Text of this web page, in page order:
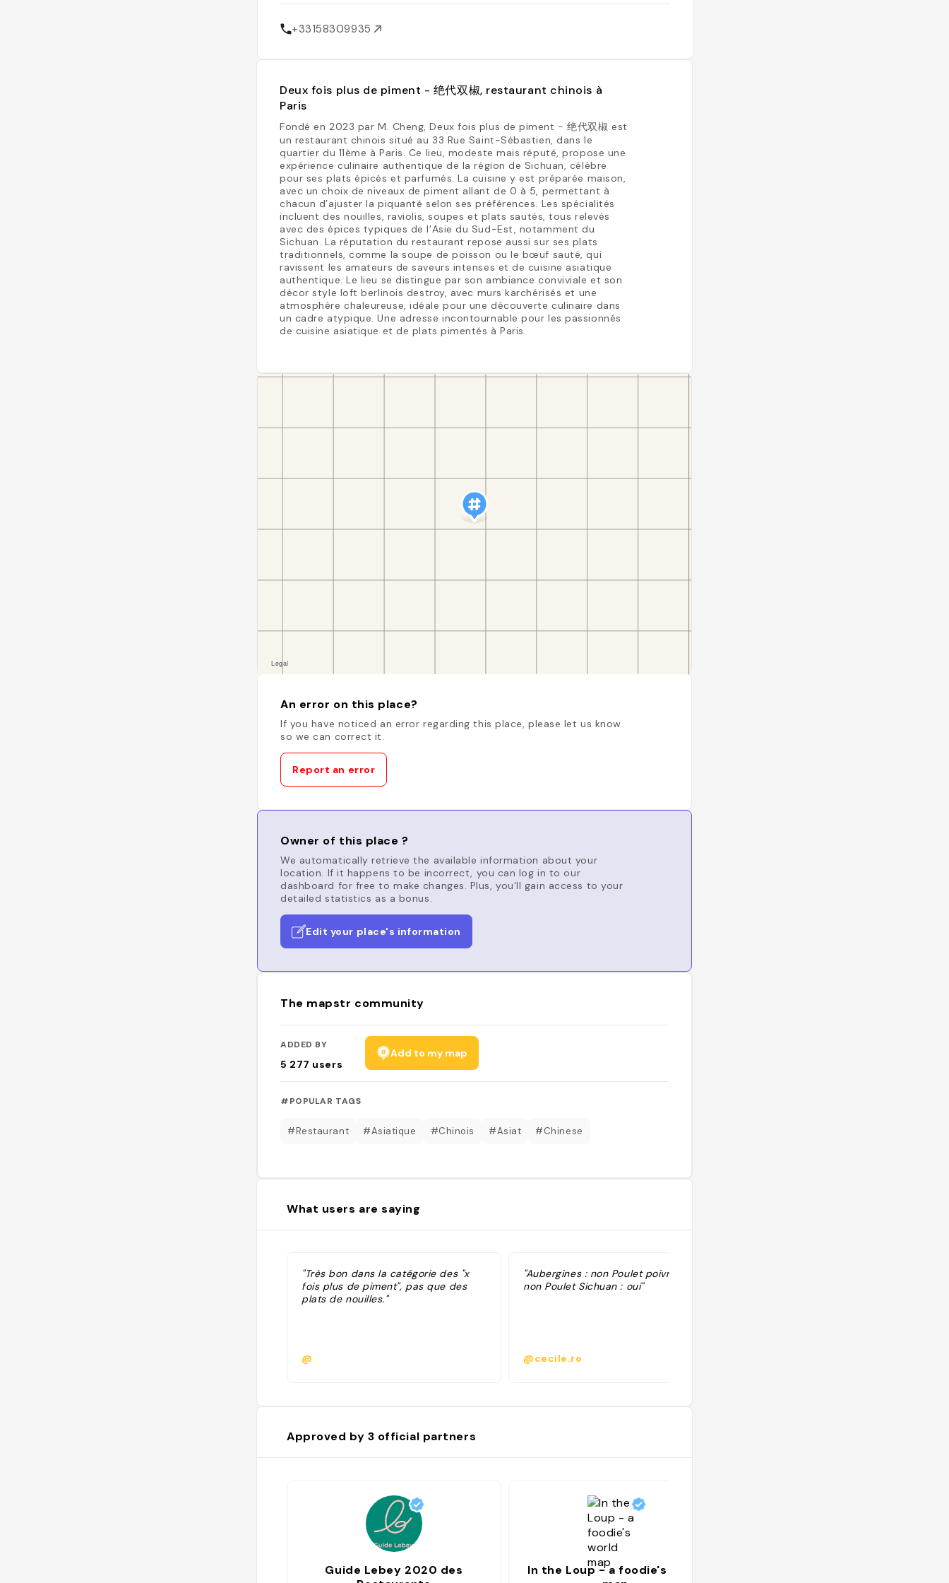
+33158309935
Deux fois plus de piment - 绝代双椒, restaurant chinois à
Paris
Fondé en 2023 par M. Cheng, Deux fois plus de piment - 绝代双椒 est
un restaurant chinois situé au 33 Rue Saint-Sébastien, dans le
quartier du 11ème à Paris. Ce lieu, modeste mais réputé, propose une
expérience culinaire authentique de la région de Sichuan, célèbre
pour ses plats épicés et parfumés. La cuisine y est préparée maison,
avec un choix de niveaux de piment allant de 0 à 5, permettant à
chacun d’ajuster la piquanté selon ses préférences. Les spécialités
incluent des nouilles, raviolis, soupes et plats sautés, tous relevés
avec des épices typiques de l’Asie du Sud-Est, notamment du
Sichuan. La réputation du restaurant repose aussi sur ses plats
traditionnels, comme la soupe de poisson ou le bœuf sauté, qui
ravissent les amateurs de saveurs intenses et de cuisine asiatique
authentique. Le lieu se distingue par son ambiance conviviale et son
décor style loft berlinois destroy, avec murs karchérisés et une
atmosphère chaleureuse, idéale pour une découverte culinaire dans
un cadre atypique. Une adresse incontournable pour les passionnés
de cuisine asiatique et de plats pimentés à Paris.
An error on this place?
If you have noticed an error regarding this place, please let us know
so we can correct it.
Report an error
Owner of this place ?
We automatically retrieve the available information about your
location. If it happens to be incorrect, you can log in to our
dashboard for free to make changes. Plus, you'll gain access to your
detailed statistics as a bonus.
Edit your place's information
The mapstr community
ADDED BY
5 277 users
Add to my map
#POPULAR TAGS
#Restaurant #Asiatique #Chinois #Asiat #Chinese
What users are saying
"Très bon dans la catégorie des "x
fois plus de piment", pas que des
plats de nouilles."
@
"Aubergines : non Poulet poivron :
non Poulet Sichuan : oui"
@cecile.ro
Approved by 3 official partners
Guide Lebey 2020 des
In the Loup - a foodie's world